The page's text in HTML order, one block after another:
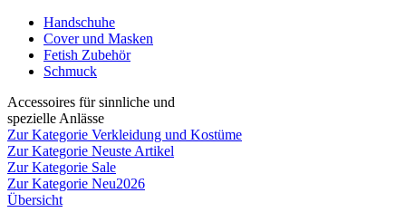
Handschuhe
Cover und Masken
Fetish Zubehör
Schmuck
Accessoires für sinnliche und
spezielle Anlässe
Zur Kategorie Verkleidung und Kostüme
Zur Kategorie Neuste Artikel
Zur Kategorie Sale
Zur Kategorie Neu2026
Übersicht